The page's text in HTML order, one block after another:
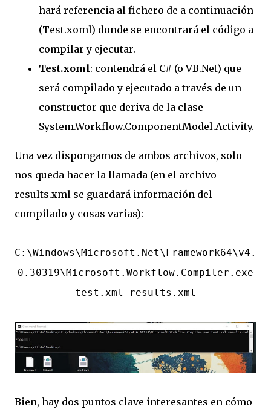
hará referencia al fichero de a continuación
(Test.xoml) donde se encontrará el código a
compilar y ejecutar.
Test.xoml: contendrá el C# (o VB.Net) que
será compilado y ejecutado a través de un
constructor que deriva de la clase
System.Workflow.ComponentModel.Activity.
Una vez dispongamos de ambos archivos, solo
nos queda hacer la llamada (en el archivo
results.xml se guardará información del
compilado y cosas varias):
C:\Windows\Microsoft.Net\Framework64\v4.
0.30319\Microsoft.Workflow.Compiler.exe
test.xml results.xml
Bien, hay dos puntos clave interesantes en cómo